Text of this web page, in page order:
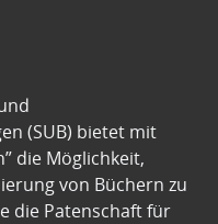
(SUB) bietet mit
die Möglichkeit,
von Büchern zu
die Patenschaft für